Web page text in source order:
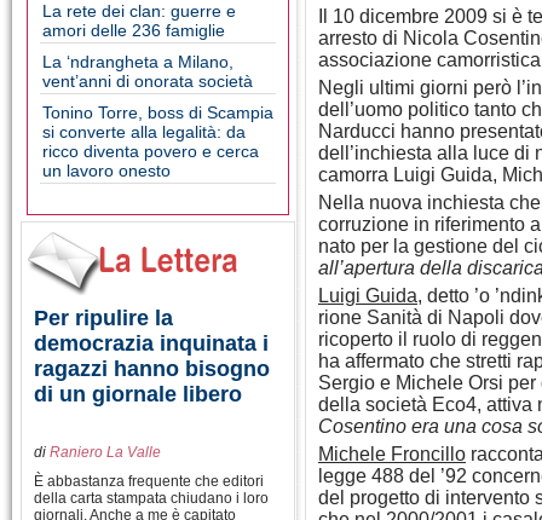
La rete dei clan: guerre e
amori delle 236 famiglie
La ‘ndrangheta a Milano,
vent’anni di onorata società
Tonino Torre, boss di Scampia
si converte alla legalità: da
ricco diventa povero e cerca
un lavoro onesto
Per ripulire la
democrazia inquinata i
ragazzi hanno bisogno
di un giornale libero
di Raniero La Valle
È abbastanza frequente che editori
della carta stampata chiudano i loro
giornali. Anche a me è capitato
Il 10 dicembre 2009 si è
arresto di Nicola
associazione
Negli ultimi giorni però
dell’uomo politico tanto
Narducci hanno
dell’inchiesta alla luce di
camorra Luigi Guida,
Nella nuova inchiesta
corruzione in riferimento
nato per la gestione del
all’apertura della
Luigi Guida, detto ’o
rione Sanità di Napoli
ricoperto il ruolo di
ha affermato che stretti
Sergio e Michele Orsi
della società Eco4, attiva
Cosentino era una cosa
Michele Froncillo
legge 488 del ’92
del progetto di intervento